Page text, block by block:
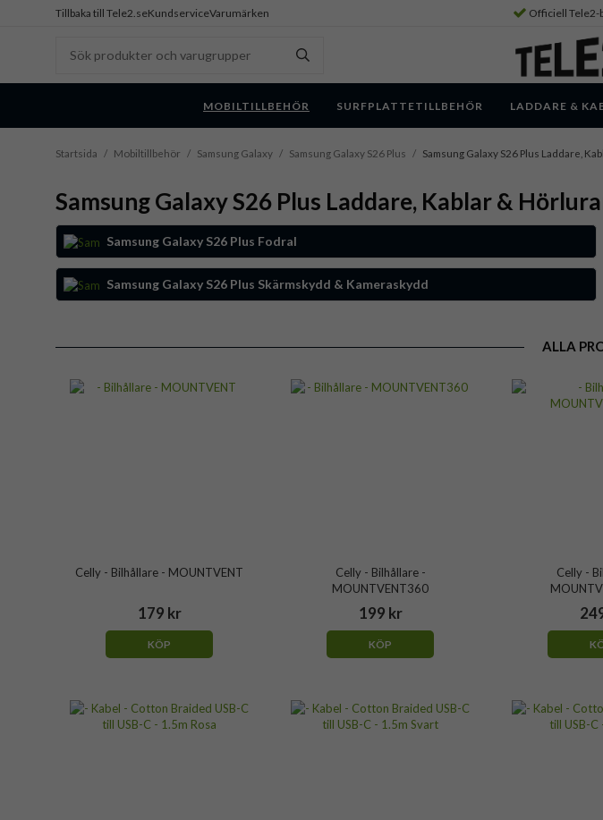
Tillbaka till Tele2.seKundserviceVarumärken Officiell Tele2-
MOBILTILLBEHÖR SURFPLATTETILLBEHÖR LADDARE &
Startsida / Mobiltillbehör / Samsung Galaxy / Samsung Galaxy S26 Plus / Samsung Galaxy S26 Plus Laddare,
Samsung Galaxy S26 Plus Laddare, Kablar &
Samsung Galaxy S26 Plus Fodral
Samsung Galaxy S26 Plus Skärmskydd & Kameraskydd
ALLA
Celly - Bilhållare - MOUNTVENT
179 kr
KÖP
Celly - Bilhållare -
MOUNTVENT360
199 kr
KÖP
Celly -